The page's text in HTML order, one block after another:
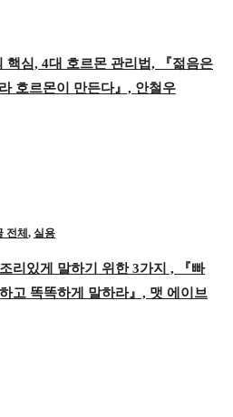
핵심, 4대 호르몬 관리법, 『젊음은
호르몬이 만든다』, 안철우
전체, 실용
리있게 말하기 위한 3가지 , 『빠
고 똑똑하게 말하라』, 맷 에이브